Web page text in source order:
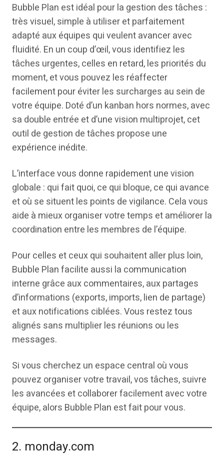
Bubble Plan est idéal pour la gestion des tâches :
très visuel, simple à utiliser et parfaitement
adapté aux équipes qui veulent avancer avec
fluidité. En un coup d’œil, vous identifiez les
tâches urgentes, celles en retard, les priorités du
moment, et vous pouvez les réaffecter
facilement pour éviter les surcharges au sein de
votre équipe. Doté d’un kanban hors normes, avec
sa double entrée et d’une vision multiprojet, cet
outil de gestion de tâches propose une
expérience inédite.
L’interface vous donne rapidement une vision
globale : qui fait quoi, ce qui bloque, ce qui avance
et où se situent les points de vigilance. Cela vous
aide à mieux organiser votre temps et améliorer la
coordination entre les membres de l’équipe.
Pour celles et ceux qui souhaitent aller plus loin,
Bubble Plan facilite aussi la communication
interne grâce aux commentaires, aux partages
d’informations (exports, imports, lien de partage)
et aux notifications ciblées. Vous restez tous
alignés sans multiplier les réunions ou les
messages.
Si vous cherchez un espace central où vous
pouvez organiser votre travail, vos tâches, suivre
les avancées et collaborer facilement avec votre
équipe, alors Bubble Plan est fait pour vous.
2. monday.com